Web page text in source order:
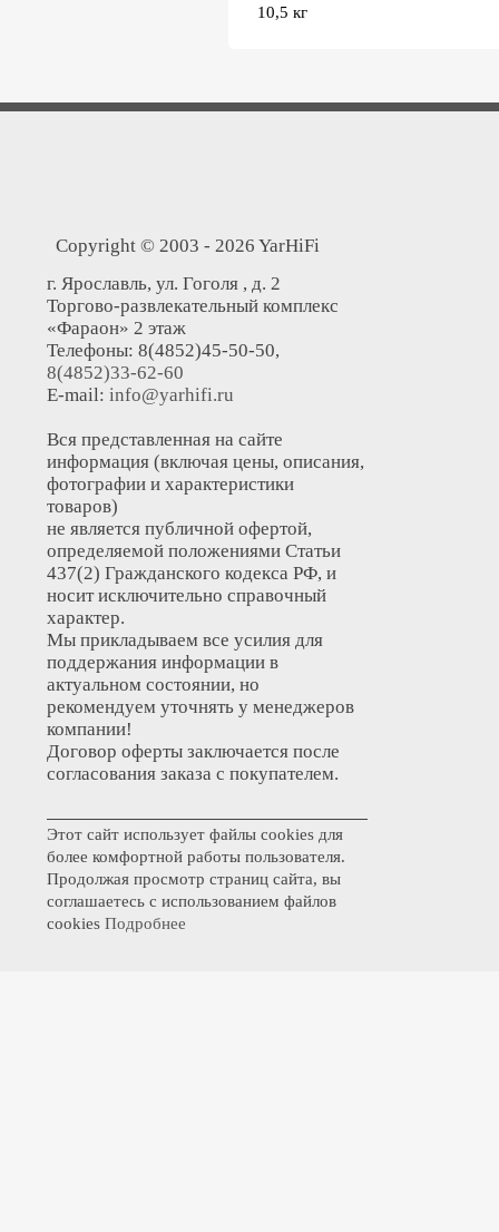
10,5 кг
Copyright © 2003 - 2026 YarHiFi
г. Ярославль, ул. Гоголя , д. 2
Торгово-развлекательный комплекс
«Фараон» 2 этаж
Телефоны: 8(4852)45-50-50,
8(4852)33-62-60
E-mail: info@yarhifi.ru
Вся представленная на сайте
информация (включая цены, описания,
фотографии и характеристики
товаров)
не является публичной офертой,
определяемой положениями Статьи
437(2) Гражданского кодекса РФ, и
носит исключительно справочный
характер.
Мы прикладываем все усилия для
поддержания информации в
актуальном состоянии, но
рекомендуем уточнять у менеджеров
компании!
Договор оферты заключается после
согласования заказа с покупателем.
Этот сайт использует файлы cookies для
более комфортной работы пользователя.
Продолжая просмотр страниц сайта, вы
соглашаетесь с использованием файлов
cookies Подробнее